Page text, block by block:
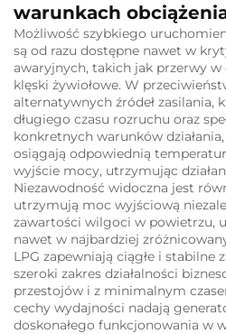
warunkach
Możliwość szybkiego
są od razu dostępne nawet w
awaryjnych, takich jak przerwy
klęski żywiołowe. W
alternatywnych źródeł zasilania,
długiego czasu rozruchu oraz
konkretnych warunków
osiągają odpowiednią
wyjście mocy, utrzymując
Niezawodność widoczna jest
utrzymują moc wyjściową
zawartości wilgoci w powietrzu,
nawet w najbardziej
LPG zapewniają ciągłe i stabilne
szeroki zakres działalności
przestojów i z minimalnym
cechy wydajności nadają
doskonałego funkcjonowania w